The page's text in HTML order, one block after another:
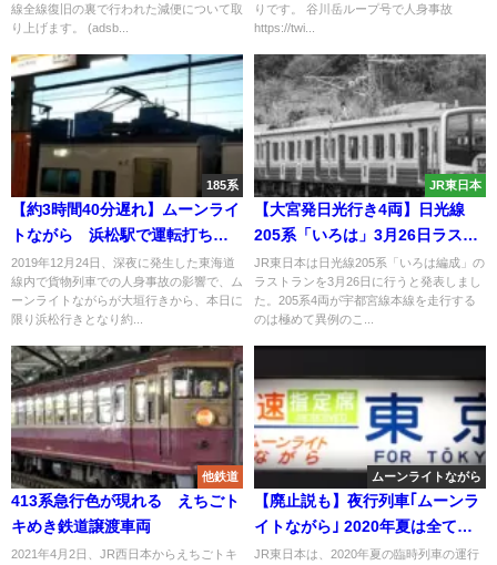
線全線復旧の裏で行われた減便について取
り上げます。 (adsb...
りです。 谷川岳ループ号で人身事故
https://twi...
185系
【約3時間40分遅れ】ムーンライ
トながら 浜松駅で運転打ち切
り 東海道線内人身事故の影響
で
2019年12月24日、深夜に発生した東海道
線内で貨物列車での人身事故の影響で、ム
ーンライトながらが大垣行きから、本日に
限り浜松行きとなり約...
JR東日本
【大宮発日光行き4両】日光線
205系「いろは」3月26日ラスト
ランへ
JR東日本は日光線205系「いろは編成」の
ラストランを3月26日に行うと発表しまし
た。205系4両が宇都宮線本線を走行する
のは極めて異例のこ...
他鉄道
413系急行色が現れる えちごト
キめき鉄道譲渡車両
2021年4月2日、JR西日本からえちごトキ
ムーンライトながら
【廃止説も】夜行列車｢ムーンラ
イトながら｣ 2020年夏は全て運
休 一部臨時列車の指定席券は１
JR東日本は、2020年夏の臨時列車の運行